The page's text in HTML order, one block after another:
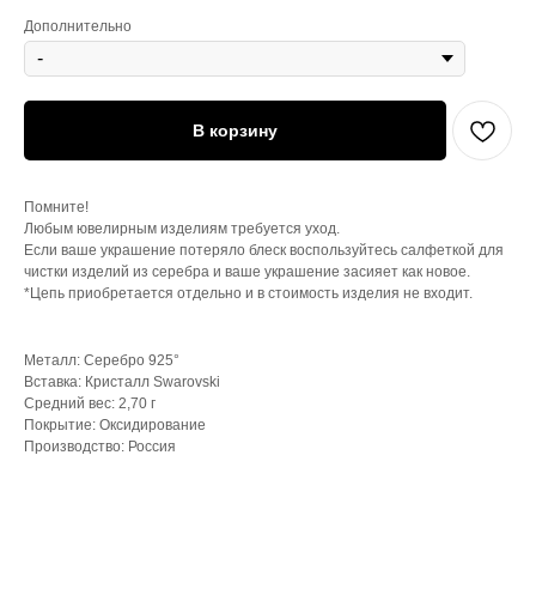
Дополнительно
В корзину
Помните!
Любым ювелирным изделиям требуется уход.
Если ваше украшение потеряло блеск воспользуйтесь салфеткой для
чистки изделий из серебра и ваше украшение засияет как новое.
*Цепь приобретается отдельно и в стоимость изделия не входит.
Металл: Серебро 925°
Вставка: Кристалл Swarovski
Средний вес: 2,70 г
Покрытие: Оксидирование
Производство: Россия